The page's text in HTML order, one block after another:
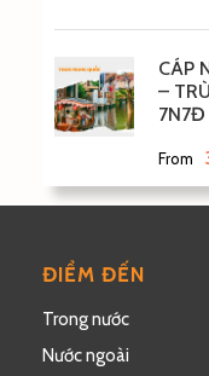
CÁP
–
7N7Đ
From
ĐIỂM ĐẾN
Trong nước
Nước ngoài